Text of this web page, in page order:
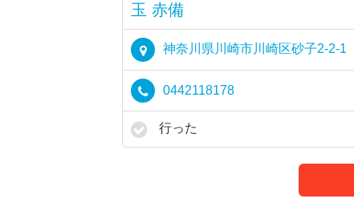
玉 赤備
神奈川県川崎市川崎区砂子2-2-1
0442118178
行った